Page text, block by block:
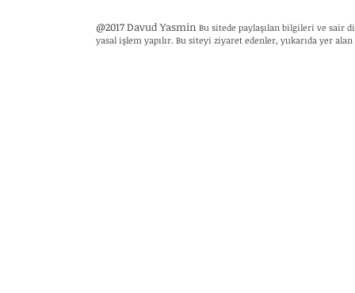
@2017 Davud Yasmin Bu sitede paylaşılan bilgileri ve sair
yasal işlem yapılır. Bu siteyi ziyaret edenler, yukarıda yer